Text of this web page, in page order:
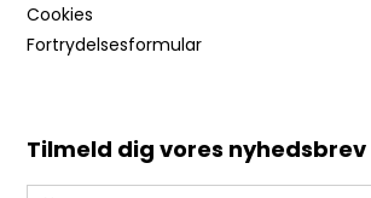
Cookies
Fortrydelsesformular
Tilmeld dig vores nyhedsbrev